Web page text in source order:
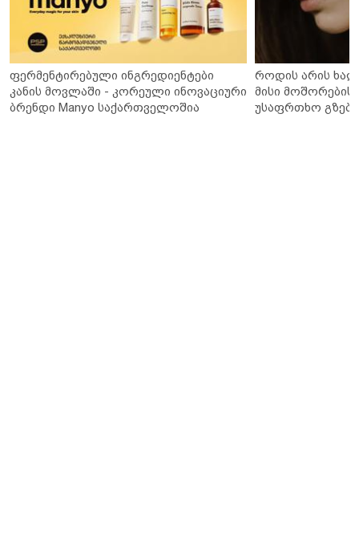
ფერმენტირებული ინგრედიენტები
კანის მოვლაში - კორეული ინოვაციური
ბრენდი Manyo საქართველოშია
როდის არის
მისი მოშორების
უსაფრთხო გზები